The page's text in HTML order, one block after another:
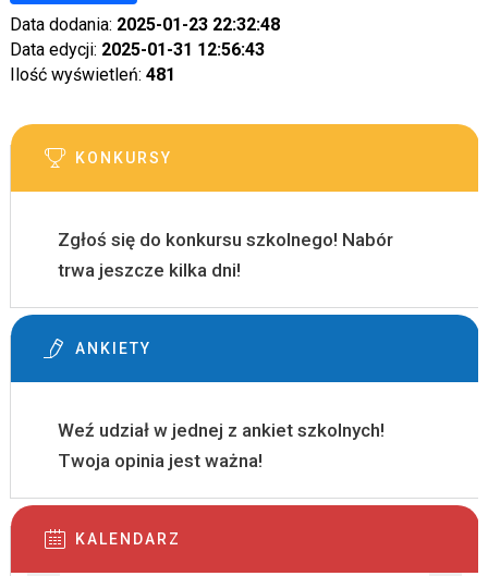
Data dodania: 2025-01-23 22:32:48
Data edycji: 2025-01-31 12:56:43
Ilość wyświetleń: 481
KONKURSY
Zgłoś się do konkursu szkolnego! Nabór
trwa jeszcze kilka dni!
ANKIETY
Weź udział w jednej z ankiet szkolnych!
Twoja opinia jest ważna!
KALENDARZ